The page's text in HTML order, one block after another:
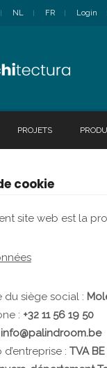
NL FR Login
PROJETS
cookie
site web est la
du siège social :
: +32 11 56 19 50
info@palindroom.be
d’entreprise : TVA